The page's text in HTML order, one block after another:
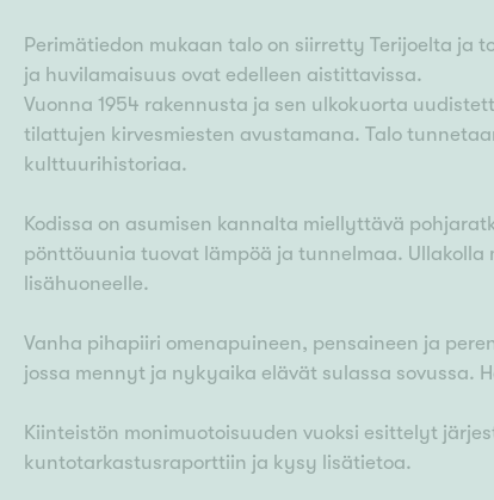
Perimätiedon mukaan talo on siirretty Terijoelta ja
ja huvilamaisuus ovat edelleen aistittavissa.
Vuonna 1954 rakennusta ja sen ulkokuorta
tilattujen kirvesmiesten avustamana. Talo
kulttuurihistoriaa.
Kodissa on asumisen kannalta miellyttävä
pönttöuunia tuovat lämpöä ja tunnelmaa.
lisähuoneelle.
Vanha pihapiiri omenapuineen, pensaineen ja
jossa mennyt ja nykyaika elävät sulassa sovussa.
Kiinteistön monimuotoisuuden vuoksi esittelyt